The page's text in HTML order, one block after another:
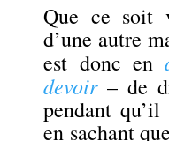
Que ce soit
d’une autre
est donc en
devoir– de
pendant
en sachant